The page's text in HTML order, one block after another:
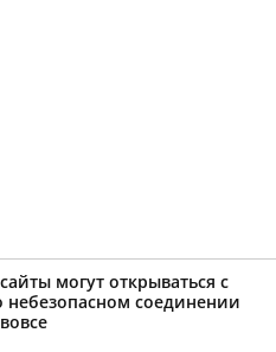
могут открываться с
соединении